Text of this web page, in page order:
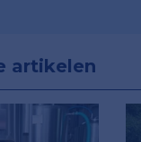
artikelen